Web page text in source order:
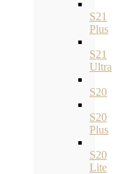
S21
Plus
S21
Ultra
S20
S20
Plus
S20
Lite